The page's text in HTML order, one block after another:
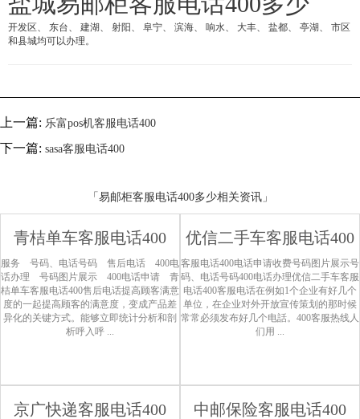
开发区、 东台、 建湖、 射阳、 阜宁、 滨海、 响水、 大丰、 盐都、 亭湖、 市区
和县城均可以办理。
上一篇: 乐富pos机客服电话400
下一篇: sasa客服电话400
「易邮柜客服电话400多少相关资讯」
青桔单车客服电话400
服务 号码、电话号码 售后电话 400电
话办理 号码图片展示 400电话申请 青
桔单车客服电话400售后电话提高顾客满意
度的一起提高顾客的满意度，变成产品差
异化的关键方式。能够立即统计分析和剖
析呼入呼 ...
优信二手车客服电话400
客服电话400电话申请收费号码图片展示号
码、电话号码400电话办理优信二手车客服
电话400客服电话在例如1个企业有好几个
单位，在企业对外开放宣传策划的那时候
常常必须发布好几个电話。400客服热线人
们用 ...
京广快递客服电话400 中邮保险客服电话400